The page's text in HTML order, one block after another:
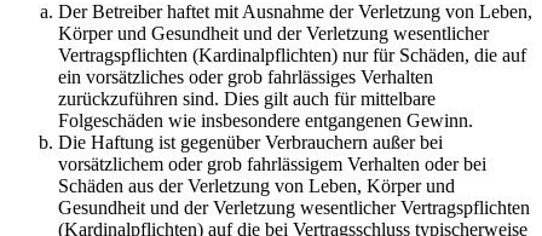
Der Betreiber haftet mit Ausnahme der Verletzung von Leben,
Körper und Gesundheit und der Verletzung wesentlicher
Vertragspflichten (Kardinalpflichten) nur für Schäden, die auf
ein vorsätzliches oder grob fahrlässiges Verhalten
zurückzuführen sind. Dies gilt auch für mittelbare
Folgeschäden wie insbesondere entgangenen Gewinn.
Die Haftung ist gegenüber Verbrauchern außer bei
vorsätzlichem oder grob fahrlässigem Verhalten oder bei
Schäden aus der Verletzung von Leben, Körper und
Gesundheit und der Verletzung wesentlicher Vertragspflichten
(Kardinalpflichten) auf die bei Vertragsschluss typischerweise